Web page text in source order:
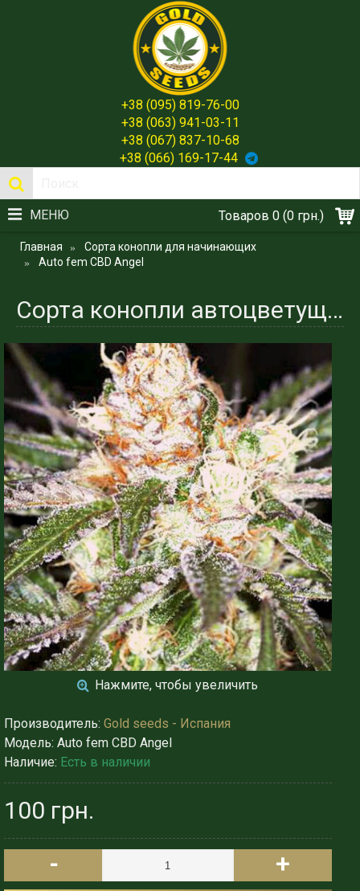
+38 (095) 819-76-00
+38 (063) 941-03-11
+38 (067) 837-10-68
+38 (066) 169-17-44
Товаров 0 (0 грн.)
МЕНЮ
Главная
Сорта конопли для начинающих
Auto fem CBD Angel
Сорта конопли автоцветущие феминизированные CBD Angel - Gold Seeds Spain
Нажмите, чтобы увеличить
Производитель: Gold seeds - Испания
Модель: Auto fem CBD Angel
Наличие: Есть в наличии
100 грн.
-
+